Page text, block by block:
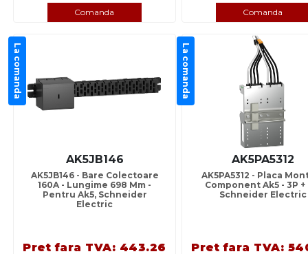
Comanda Comanda
La comanda
AK5JB146
AK5JB146 - Bare Colectoare
160A - Lungime 698 Mm -
Pentru Ak5, Schneider
Electric
Pret fara TVA: 443.26
La comanda
AK5PA5312
AK5PA5312 - Placa
Component Ak5 - 3P +
Schneider Electric
Pret fara TVA: